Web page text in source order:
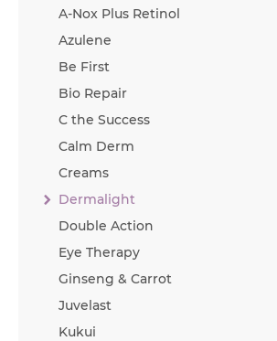
A-Nox Plus Retinol
Azulene
Be First
Bio Repair
C the Success
Calm Derm
Creams
Dermalight
Double Action
Eye Therapy
Ginseng & Carrot
Juvelast
Kukui